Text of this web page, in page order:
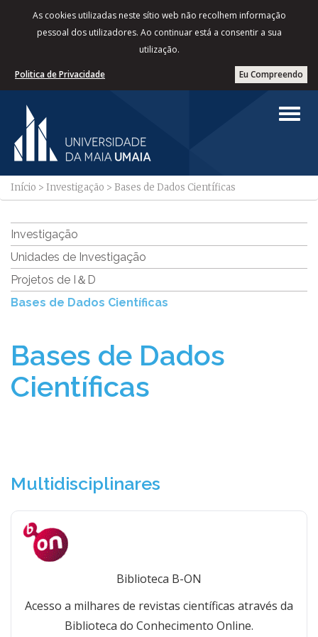
As cookies utilizadas neste sítio web não recolhem informação
pessoal dos utilizadores. Ao continuar está a consentir a sua
utilização.
Eu Compreendo
Politica de Privacidade
Início > Investigação > Bases de Dados Científicas
Investigação
Unidades de Investigação
Projetos de I＆D
Bases de Dados Científicas
Bases de Dados
Científicas
Multidisciplinares
Biblioteca B-ON
Acesso a milhares de revistas científicas através da
Biblioteca do Conhecimento Online.